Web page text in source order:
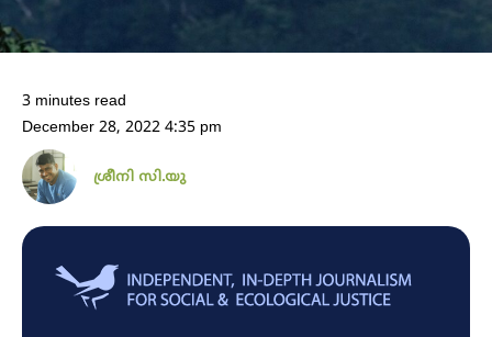
3 minutes read
December 28, 2022 4:35 pm
ശ്രീനി സി.യു